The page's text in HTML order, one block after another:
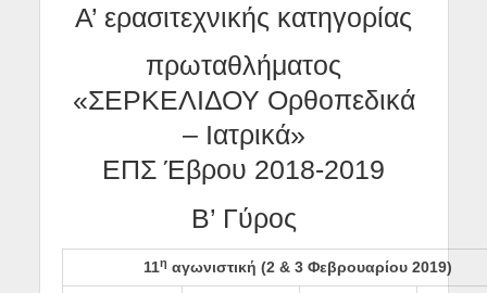
Α’ ερασιτεχνικής κατηγορίας
πρωταθλήματος
«ΣΕΡΚΕΛΙΔΟΥ Ορθοπεδικά
– Ιατρικά»
ΕΠΣ Έβρου 2018-2019
Β’ Γύρος
11η αγωνιστική (2 & 3 Φεβρουαρίου 2019)